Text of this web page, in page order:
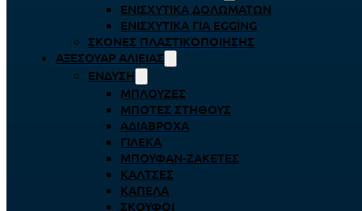
ΕΝΙΣΧΥΤΙΚΆ ΔΟΛΩΜΆΤΩΝ
ΕΝΙΣΧΥΤΙΚΆ ΓΙΑ EGGING
ΣΚΌΝΕΣ ΠΛΑΣΤΙΚΟΠΟΊΗΣΗΣ
ΑΞΕΣΟΥΆΡ ΑΛΙΕΊΑΣ
ΈΝΔΥΣΗ
ΜΠΛΟΎΖΕΣ
ΜΠΌΤΕΣ ΣΤΉΘΟΥΣ
ΑΔΙΆΒΡΟΧΑ
ΓΙΛΈΚΑ
ΜΠΟΥΦΆΝ-ΖΑΚΈΤΕΣ
ΚΆΛΤΣΕΣ
ΚΑΠΈΛΑ
ΣΚΟΎΦΟΙ